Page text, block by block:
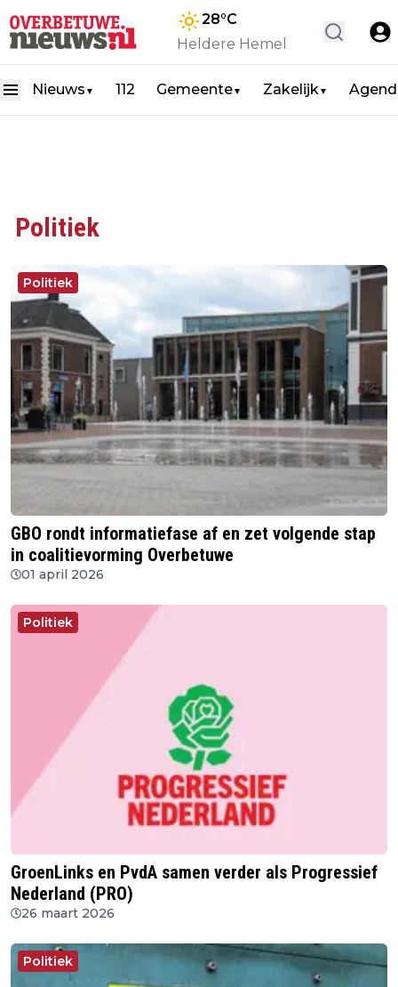
28°C
Heldere Hemel
Nieuws ▼ 112 Gemeente▼ Zakelijk▼
Politiek
Politiek
GBO rondt informatiefase af en zet volgende stap
in coalitievorming Overbetuwe
01 april 2026
Politiek
GroenLinks en PvdA samen verder als Progressief
Nederland (PRO)
26 maart 2026
Politiek